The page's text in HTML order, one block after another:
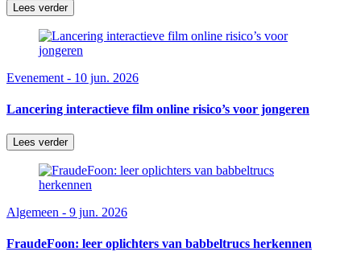
Lees verder
Evenement - 10 jun. 2026
Lancering interactieve film online risico’s voor jongeren
Lees verder
Algemeen - 9 jun. 2026
FraudeFoon: leer oplichters van babbeltrucs herkennen